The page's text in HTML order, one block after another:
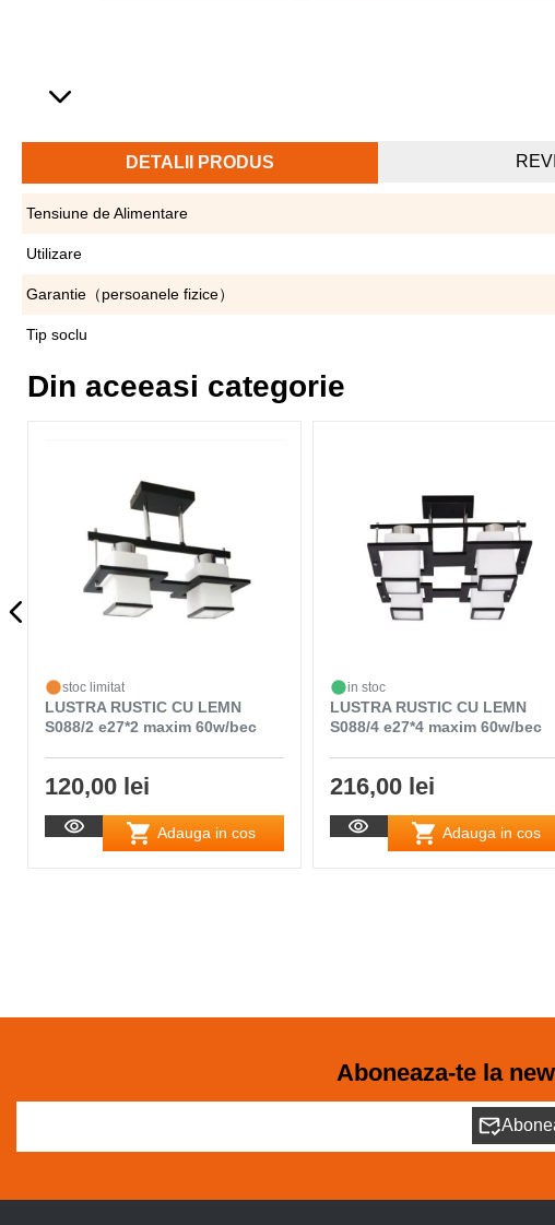
DETALII PRODUS
Tensiune de Alimentare
Utilizare
Garantie（persoanele fizice）
Tip soclu
Din aceeasi categorie
stoc limitat
LUSTRA RUSTIC CU LEMN
S088/2 e27*2 maxim 60w/bec
120,00 lei
Adauga in cos
in stoc
LUSTRA RUSTIC CU LEMN
S088/4 e27*4 maxim 60w/bec
216,00 lei
Adauga in cos
Aboneaza-te la